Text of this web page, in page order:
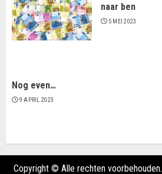
naar ben
5 MEI 2023
Nog even…
9 APRIL 2023
Copyright © Alle rechten voorbehouden.